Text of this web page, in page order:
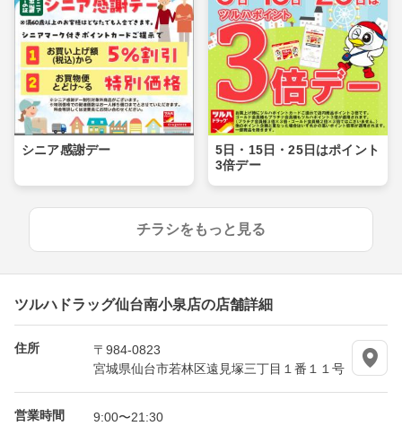
シニア感謝デー
5日・15日・25日はポイント
3倍デー
チラシをもっと見る
ツルハドラッグ仙台南小泉店の店舗詳細
住所
〒984-0823
宮城県仙台市若林区遠見塚三丁目１番１１号
営業時間 9:00〜21:30